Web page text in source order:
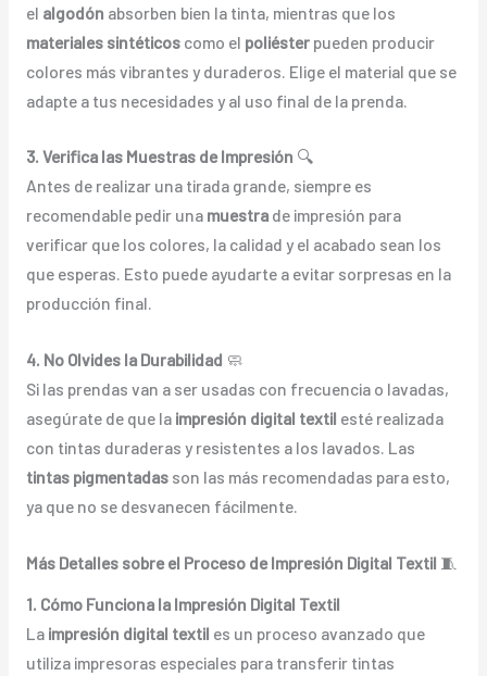
el algodón absorben bien la tinta, mientras que los
materiales sintéticoscomo el poliésterpueden producir
colores más vibrantes y duraderos. Elige el material que se
adapte a tus necesidades y al uso final de la prenda.
3. Verifica las Muestras de Impresión 🔍
Antes de realizar una tirada grande, siempre es
recomendable pedir una muestrade impresión para
verificar que los colores, la calidad y el acabado sean los
que esperas. Esto puede ayudarte a evitar sorpresas en la
producción final.
4. No Olvides la Durabilidad 🧼
Si las prendas van a ser usadas con frecuencia o lavadas,
asegúrate de que la impresión digital textil esté realizada
con tintas duraderas y resistentes a los lavados. Las
tintas pigmentadasson las más recomendadas para esto,
ya que no se desvanecen fácilmente.
Más Detalles sobre el Proceso de Impresión Digital Textil 🧵
1. Cómo Funciona la Impresión Digital Textil
La impresión digital textil es un proceso avanzado que
utiliza impresoras especiales para transferir tintas